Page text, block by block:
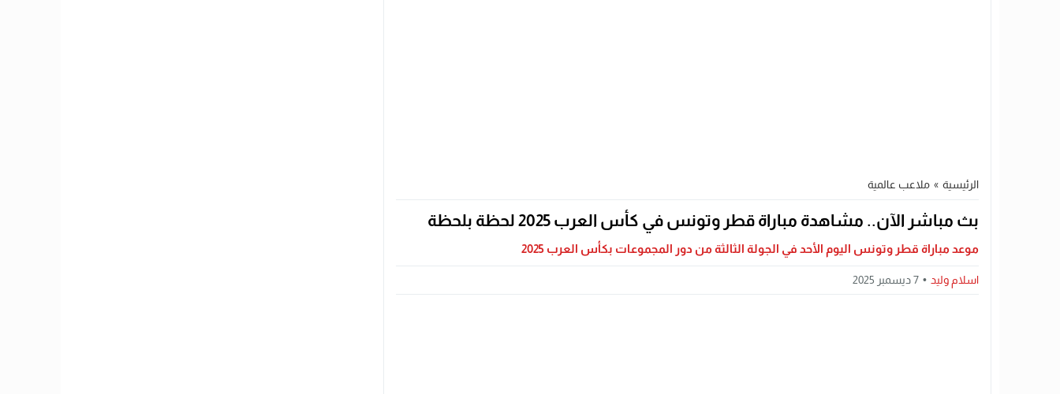
الرئيسية » ملاعب عالمية
بث مباشر الآن.. مشاهدة مباراة قطر وتونس في كأس العرب 2025 لحظة بلحظة
موعد مباراة قطر وتونس اليوم الأحد في الجولة الثالثة من دور المجموعات بكأس العرب 2025
اسلام وليد 7 ديسمبر 2025